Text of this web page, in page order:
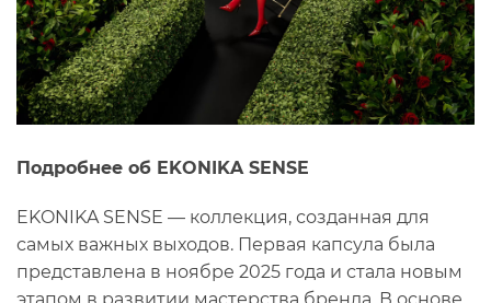
Подробнее об EKONIKA SENSE
EKONIKA SENSE — коллекция, созданная для
самых важных выходов. Первая капсула была
представлена в ноябре 2025 года и стала новым